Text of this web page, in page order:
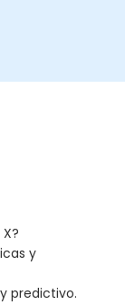
y
predictivo.